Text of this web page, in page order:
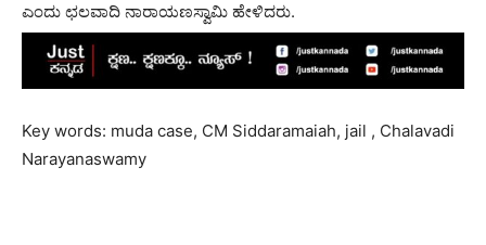
ಎಂದು ಛಲವಾದಿ ನಾರಾಯಣಸ್ವಾಮಿ ಹೇಳಿದರು.
Key words: muda case, CM Siddaramaiah, jail , Chalavadi
Narayanaswamy